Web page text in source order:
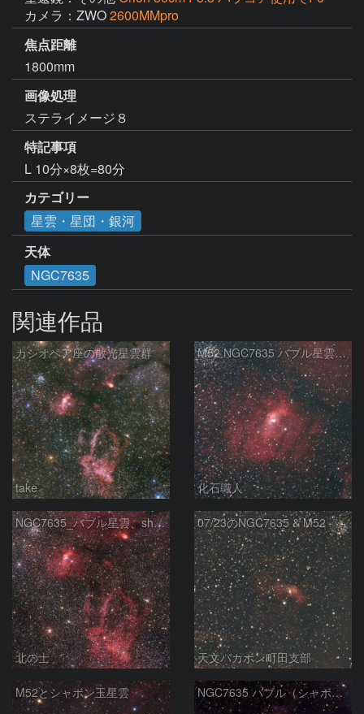
カメラ：ZWO2600MMpro
焦点距離
1800mm
画像処理
ステライメージ８
特記事項
L 10分×8枚=80分
カテゴリー
星雲・星団・銀河
天体
NGC7635
関連作品
カシオペア座の散光星雲群
take
M52 NGC7635 バブル星雲 Sh2-159 カシオペア座
化石職人
NGC7635_バブル星雲、sh2-157_くわがた星雲
北の士
07/23のNGC7635 & M52
天文バカボン町田支部
M52とシャボン玉星雲 NGC7635 バブル（シャボン玉）星雲